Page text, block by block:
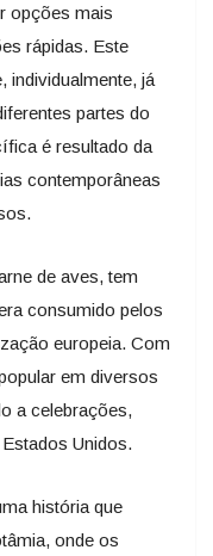
opções mais
rápidas. Este
individualmente, já
partes do
é resultado da
contemporâneas
de aves, tem
consumido pelos
europeia. Com
em diversos
a celebrações,
Unidos.
história que
onde os